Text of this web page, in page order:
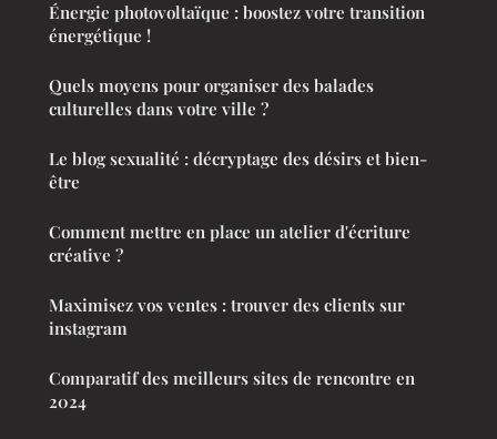
Énergie photovoltaïque : boostez votre transition
énergétique !
Quels moyens pour organiser des balades
culturelles dans votre ville ?
Le blog sexualité : décryptage des désirs et bien-
être
Comment mettre en place un atelier d'écriture
créative ?
Maximisez vos ventes : trouver des clients sur
instagram
Comparatif des meilleurs sites de rencontre en
2024